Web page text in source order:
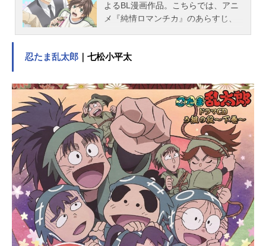
よるBL漫画作品。こちらでは、アニ
メ『純情ロマンチカ』のあらすじ、
忍たま乱太郎 ｜七松小平太